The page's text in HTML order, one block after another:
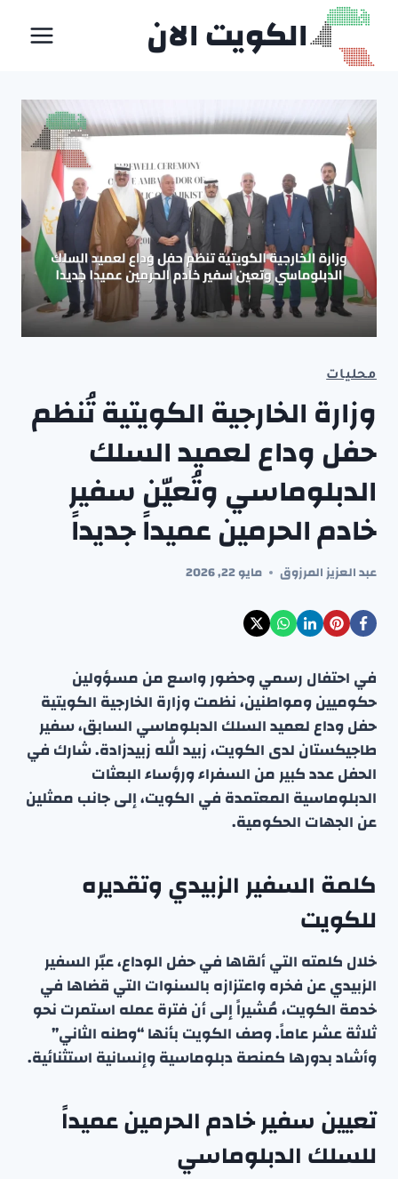
التجاوز
المحتوى
الكويت الان
محليات
وزارة الخارجية الكويتية تُنظم
حفل وداع لعميد السلك
الدبلوماسي وتُعيّن سفير
خادم الحرمين عميداً جديداً
عبد العزيز المرزوق مايو 22, 2026
في احتفال رسمي وحضور واسع من مسؤولين
حكوميين ومواطنين، نظمت وزارة الخارجية الكويتية
حفل وداع لعميد السلك الدبلوماسي السابق، سفير
طاجيكستان لدى الكويت، زبيد الله زبيدزادة. شارك في
الحفل عدد كبير من السفراء ورؤساء البعثات
الدبلوماسية المعتمدة في الكويت، إلى جانب ممثلين
عن الجهات الحكومية.
كلمة السفير الزبيدي وتقديره
للكويت
خلال كلمته التي ألقاها في حفل الوداع، عبّر السفير
الزبيدي عن فخره واعتزازه بالسنوات التي قضاها في
خدمة الكويت، مُشيراً إلى أن فترة عمله استمرت نحو
ثلاثة عشر عاماً. وصف الكويت بأنها “وطنه الثاني”
وأشاد بدورها كمنصة دبلوماسية وإنسانية استثنائية.
تعيين سفير خادم الحرمين عميداً
للسلك الدبلوماسي